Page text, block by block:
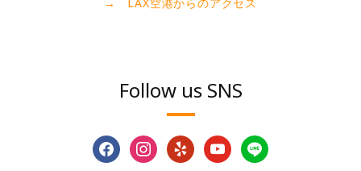
Follow us SNS
facebookinstagram
yelp youtubeline